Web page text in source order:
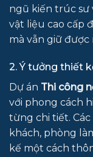
ngũ kiến trúc sư
vật liệu cao cấp
mà vẫn giữ được
2. Ý tưởng thiết
Dự án Thi công
với phong cách
từng chi tiết.
khách, phòng
kế một cách